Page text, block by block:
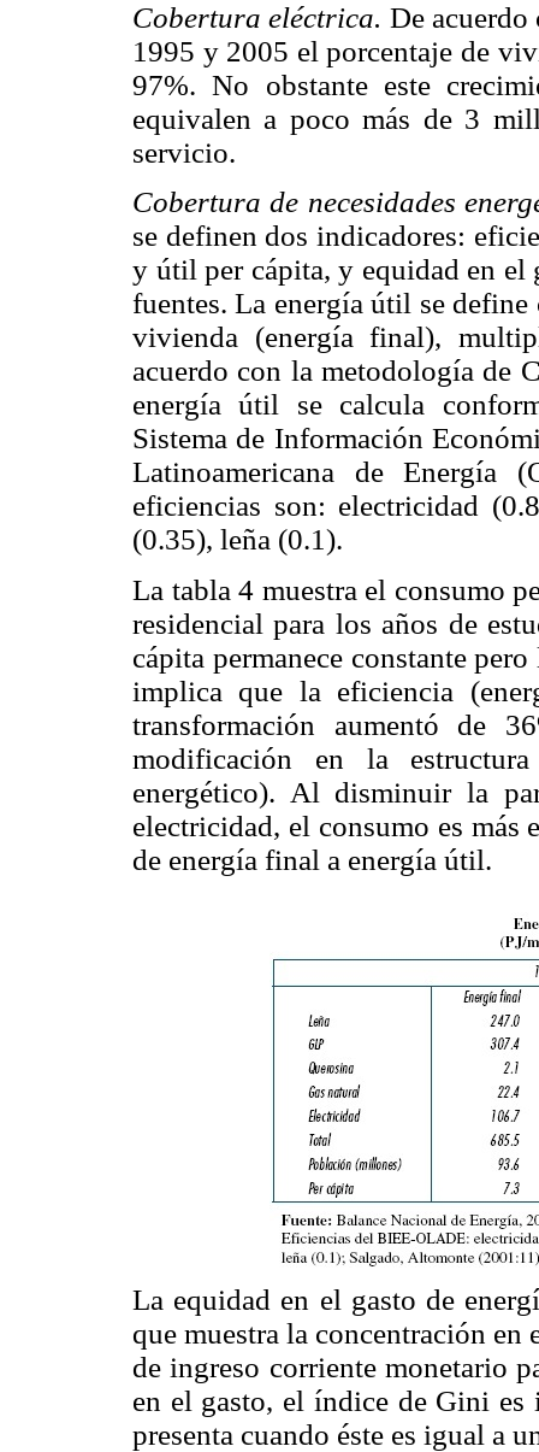
Cobertura eléctrica. De
1995 y 2005 el porcentaje de
97%. No obstante este
equivalen a poco más de 3
servicio.
Cobertura de necesidades
se definen dos indicadores:
y útil per cápita, y equidad en el
fuentes. La energía útil se
vivienda (energía final),
acuerdo con la metodología de
energía útil se calcula
Sistema de Información
Latinoamericana de Energía
eficiencias son: electricidad
(0.35), leña (0.1).
La tabla 4 muestra el consumo
residencial para los años de
cápita permanece constante
implica que la eficiencia
transformación aumentó de
modificación en la
energético). Al disminuir la
electricidad, el consumo es más
de energía final a energía útil.
La equidad en el gasto de
que muestra la concentración
de ingreso corriente monetario
en el gasto, el índice de Gini es
presenta cuando éste es igual a